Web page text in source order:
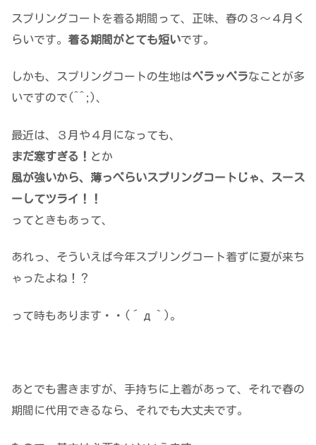
スプリングコートを着る期間って、正味、春の３～４月く
らいです。 着る期間がとても短いです。
しかも、スプリングコートの生地はペラッペラなことが多
いですので(^^;)、
最近は、３月や４月になっても、
まだ寒すぎる！ とか
風が強いから、薄っぺらいスプリングコートじゃ、スース
ーしてツライ！！
ってときもあって、
あれっ、そういえば今年スプリングコート着ずに夏が来ち
ゃったよね！？
って時もあります・・(´д｀)。
あとでも書きますが、手持ちに上着があって、それで春の
期間に代用できるなら、それでも大丈夫です。